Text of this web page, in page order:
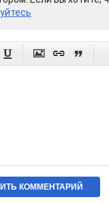
   